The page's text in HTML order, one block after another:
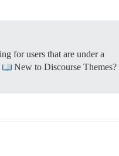
for users that are under a
New to Discourse Themes?